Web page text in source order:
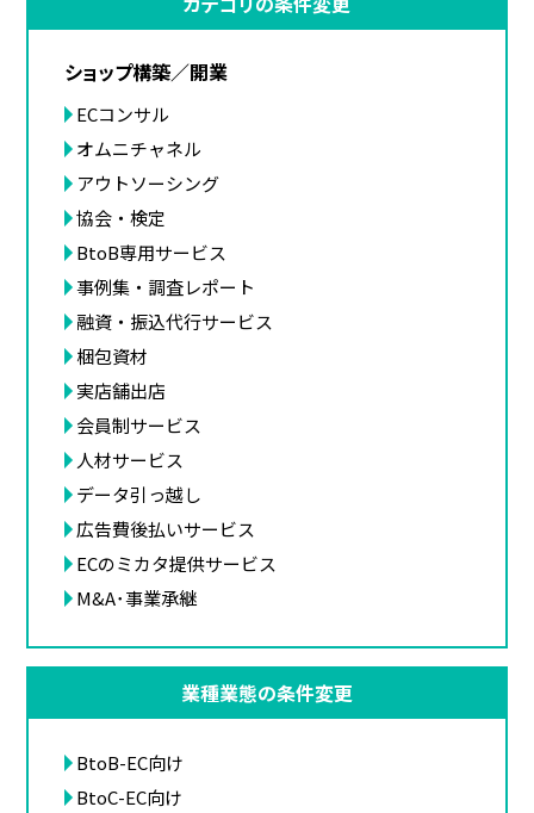
ショップ構築／開業
ECコンサル
オムニチャネル
アウトソーシング
協会・検定
BtoB専用サービス
事例集・調査レポート
融資・振込代行サービス
梱包資材
実店舗出店
会員制サービス
人材サービス
データ引っ越し
広告費後払いサービス
ECのミカタ提供サービス
M&A･事業承継
業種業態の条件変更
BtoB-EC向け
BtoC-EC向け